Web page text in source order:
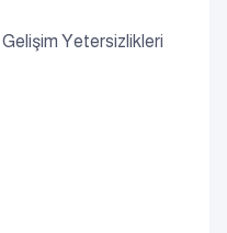
Yetersizlikleri